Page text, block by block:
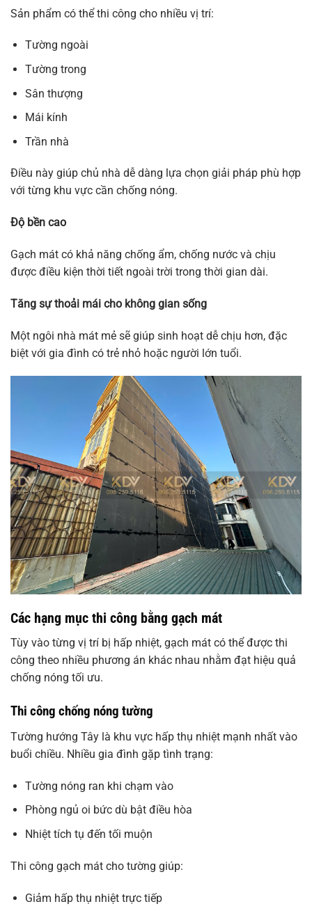
Sản phẩm có thể thi công cho nhiều vị trí:
Tường ngoài
Tường trong
Sân thượng
Mái kính
Trần nhà
Điều này giúp chủ nhà dễ dàng lựa chọn giải pháp phù hợp
với từng khu vực cần chống nóng.
Độ bền cao
Gạch mát có khả năng chống ẩm, chống nước và chịu
được điều kiện thời tiết ngoài trời trong thời gian dài.
Tăng sự thoải mái cho không gian sống
Một ngôi nhà mát mẻ sẽ giúp sinh hoạt dễ chịu hơn, đặc
biệt với gia đình có trẻ nhỏ hoặc người lớn tuổi.
Các hạng mục thi công bằng gạch mát
Tùy vào từng vị trí bị hấp nhiệt, gạch mát có thể được thi
công theo nhiều phương án khác nhau nhằm đạt hiệu quả
chống nóng tối ưu.
Thi công chống nóng tường
Tường hướng Tây là khu vực hấp thụ nhiệt mạnh nhất vào
buổi chiều. Nhiều gia đình gặp tình trạng:
Tường nóng ran khi chạm vào
Phòng ngủ oi bức dù bật điều hòa
Nhiệt tích tụ đến tối muộn
Thi công gạch mát cho tường giúp:
Giảm hấp thụ nhiệt trực tiếp